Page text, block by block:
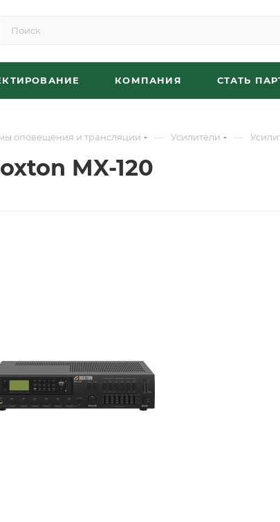
КОМПАНИЯ СТАТЬ
оповещения и трансляции — Усилители —
MX-120